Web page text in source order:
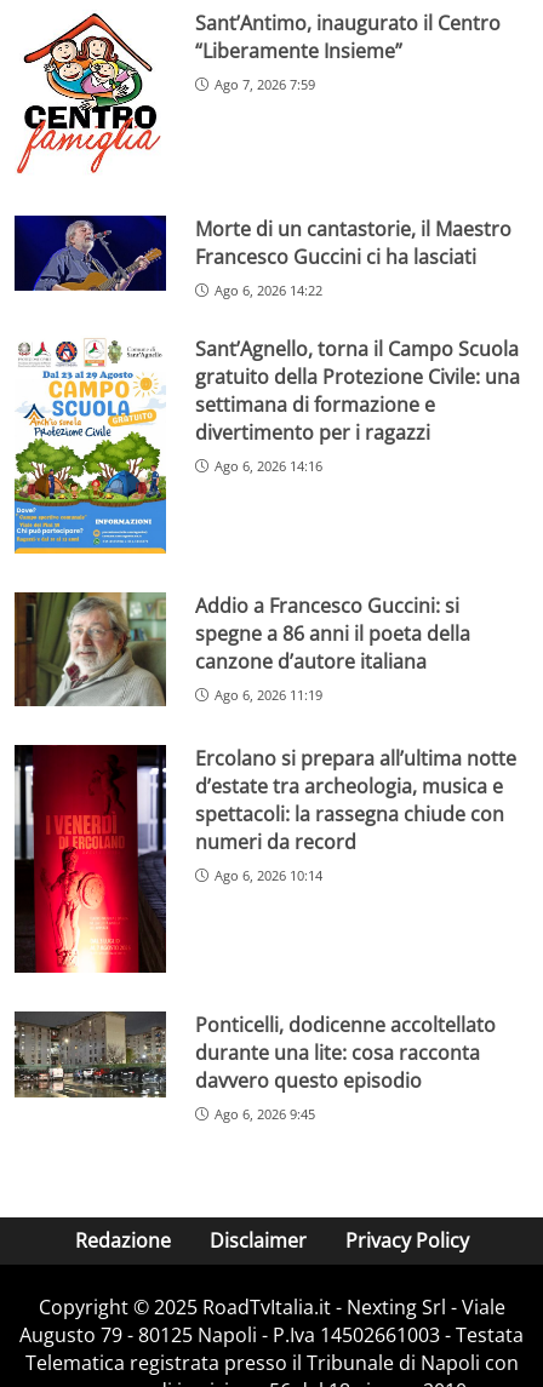
Sant’Antimo, inaugurato il Centro
“Liberamente Insieme”
Ago 7, 2026 7:59
Morte di un cantastorie, il Maestro
Francesco Guccini ci ha lasciati
Ago 6, 2026 14:22
Sant’Agnello, torna il Campo Scuola
gratuito della Protezione Civile: una
settimana di formazione e
divertimento per i ragazzi
Ago 6, 2026 14:16
Addio a Francesco Guccini: si
spegne a 86 anni il poeta della
canzone d’autore italiana
Ago 6, 2026 11:19
Ercolano si prepara all’ultima notte
d’estate tra archeologia, musica e
spettacoli: la rassegna chiude con
numeri da record
Ago 6, 2026 10:14
Ponticelli, dodicenne accoltellato
durante una lite: cosa racconta
davvero questo episodio
Ago 6, 2026 9:45
Redazione Disclaimer Privacy Policy
Copyright ©️ 2025 RoadTvItalia.it - Nexting Srl - Viale
Augusto 79 - 80125 Napoli - P.Iva 14502661003 - Testata
Telematica registrata presso il Tribunale di Napoli con